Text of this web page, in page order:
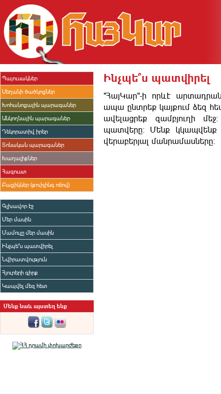
Ինչպե՞ս պատվիրել
"ՀայԿար"-ի որևէ
ապա ընտրեք կայքում ձեզ
ավելացրեք զամբյուղի
պատվերը: Մենք կկապվենք
վերաբերյալ մանրամասները:
Պայուսակներ
Սեղանի ծածկոցներ
Խոհանոցային պարագաներ
Անկողնային պարագաներ
Դեկորատիվ իրեր
Տոնական պարագաներ
Խաղալիքներ
Հագուստ
Բացիկներ (քուիլինգ ոճով)
Գլխավոր էջ
Մեր մասին
Մամուլը մեր մասին
Ինչպե՞ս պատվիրել
Նվիրատվություն
Հյուրերի գիրք
Կապվել մեզ հետ
Մենք նաև այստեղ ենք